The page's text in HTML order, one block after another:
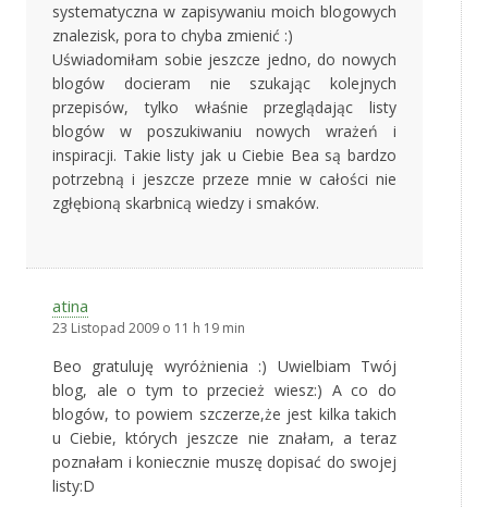
systematyczna w zapisywaniu moich blogowych
znalezisk, pora to chyba zmienić :)
Uświadomiłam sobie jeszcze jedno, do nowych
blogów docieram nie szukając kolejnych
przepisów, tylko właśnie przeglądając listy
blogów w poszukiwaniu nowych wrażeń i
inspiracji. Takie listy jak u Ciebie Bea są bardzo
potrzebną i jeszcze przeze mnie w całości nie
zgłębioną skarbnicą wiedzy i smaków.
atina
23 Listopad 2009 o 11 h 19 min
Beo gratuluję wyróżnienia :) Uwielbiam Twój
blog, ale o tym to przecież wiesz:) A co do
blogów, to powiem szczerze,że jest kilka takich
u Ciebie, których jeszcze nie znałam, a teraz
poznałam i koniecznie muszę dopisać do swojej
listy:D